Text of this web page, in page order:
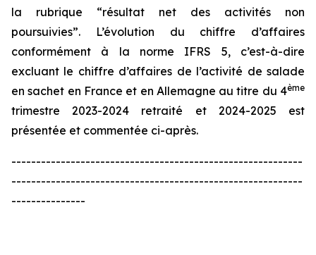
la rubrique “résultat net des activités non
poursuivies”. L’évolution du chiffre d’affaires
conformément à la norme IFRS 5, c’est-à-dire
excluant le chiffre d’affaires de l’activité de salade
en sachet en France et en Allemagne au titre du 4ème
trimestre 2023-2024 retraité et 2024-2025 est
présentée et commentée ci-après.
-----------------------------------------------------------
-----------------------------------------------------------
---------------